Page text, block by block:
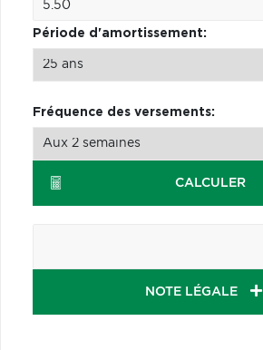
Période d'amortissement:
Fréquence des versements:
CALCULER
NOTE LÉGALE